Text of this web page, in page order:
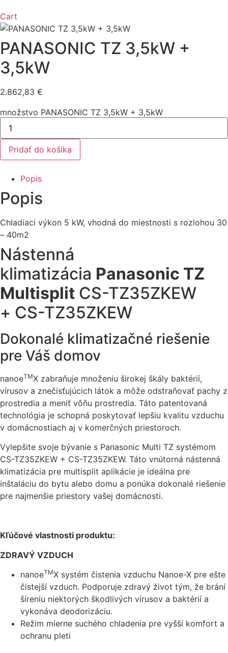
Cart
PANASONIC TZ 3,5kW +
3,5kW
2.862,83 €
množstvo PANASONIC TZ 3,5kW + 3,5kW
Pridať do košíka
Popis
Popis
Chladiaci výkon 5 kW, vhodná do miestnosti s rozlohou 30
– 40m2
Nástenná
klimatizácia Panasonic TZ
Multisplit CS-TZ35ZKEW
+ CS-TZ35ZKEW
Dokonalé klimatizačné riešenie
pre Váš domov
nanoeTMX zabraňuje množeniu širokej škály baktérií,
vírusov a znečisťujúcich látok a môže odstraňovať pachy z
prostredia a meniť vôňu prostredia. Táto patentovaná
technológia je schopná poskytovať lepšiu kvalitu vzduchu
v domácnostiach aj v komerčných priestoroch.
Vylepšite svoje bývanie s Panasonic Multi TZ systémom
CS-TZ35ZKEW + CS-TZ35ZKEW. Táto vnútorná nástenná
klimatizácia pre multisplit aplikácie je ideálna pre
inštaláciu do bytu alebo domu a ponúka dokonalé riešenie
pre najmenšie priestory vašej domácnosti.
Kľúčové vlastnosti produktu:
ZDRAVÝ VZDUCH
nanoeTMX systém čistenia vzduchu Nanoe-X pre ešte
čistejší vzduch. Podporuje zdravý život tým, že brání
šíreniu niektorých škodlivých vírusov a baktérií a
vykonáva deodorizáciu.
Režim mierne suchého chladenia pre vyšší komfort a
ochranu pleti